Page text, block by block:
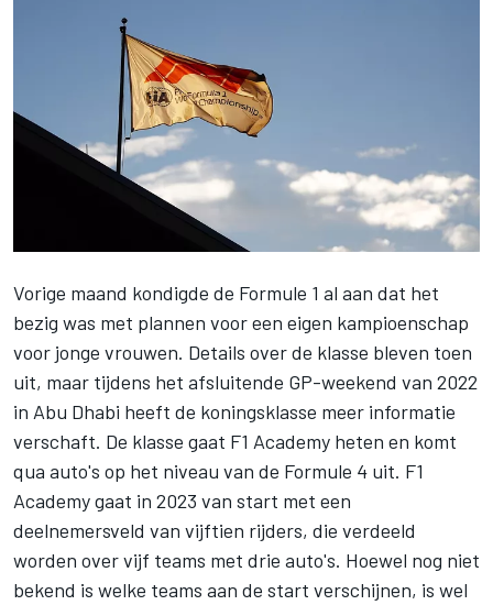
Vorige maand kondigde de Formule 1 al aan dat het
bezig was met plannen voor een eigen kampioenschap
voor jonge vrouwen. Details over de klasse bleven toen
uit, maar tijdens het afsluitende GP-weekend van 2022
in Abu Dhabi heeft de koningsklasse meer informatie
verschaft. De klasse gaat F1 Academy heten en komt
qua auto's op het niveau van de Formule 4 uit. F1
Academy gaat in 2023 van start met een
deelnemersveld van vijftien rijders, die verdeeld
worden over vijf teams met drie auto's. Hoewel nog niet
bekend is welke teams aan de start verschijnen, is wel